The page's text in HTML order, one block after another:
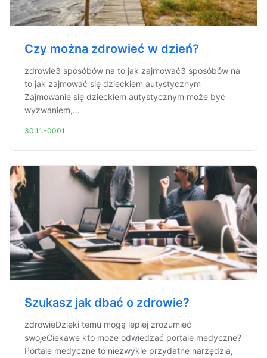
Czy można zdrowieć w dzień?
zdrowie3 sposóbów na to jak zajmować3 sposóbów na
to jak zajmować się dzieckiem autystycznym
Zajmowanie się dzieckiem autystycznym może być
wyzwaniem,...
30.11.-0001
Szukasz jak dbać o zdrowie?
zdrowieDzięki temu mogą lepiej zrozumieć
swojeCiekawe kto może odwiedzać portale medyczne?
Portale medyczne to niezwykle przydatne narzędzia,